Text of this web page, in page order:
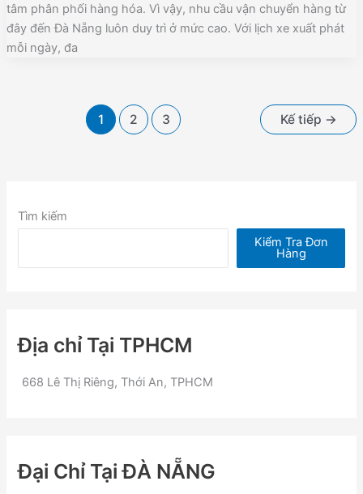
tâm phân phối hàng hóa. Vì vậy, nhu cầu vận chuyển hàng từ
đây đến Đà Nẵng luôn duy trì ở mức cao. Với lịch xe xuất phát
mỗi ngày, đa
1 2 3 Kế tiếp →
Tìm kiếm
Kiểm Tra Đơn
Hàng
Địa chỉ Tại TPHCM
668 Lê Thị Riêng, Thới An, TPHCM
Đại Chỉ Tại ĐÀ NẴNG